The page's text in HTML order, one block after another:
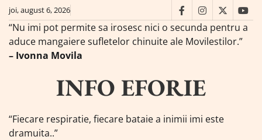
Skip
content
joi, august 6, 2026 facebookinstagram
twitter
“Nu imi pot permite sa irosesc nici o secunda pentru a
aduce mangaiere sufletelor chinuite ale Movilestilor.”
– Ivonna Movila
INFO EFORIE
“Fiecare respiratie, fiecare bataie a inimii imi este
dramuita..”